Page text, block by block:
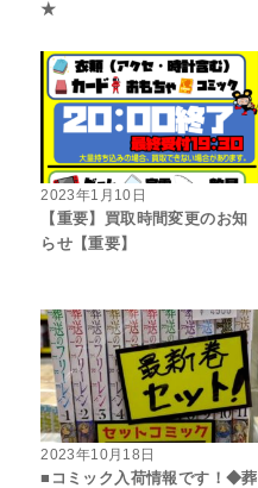
★
2023年1月10日
【重要】買取時間変更のお知
らせ【重要】
2023年10月18日
■コミック入荷情報です！◆葬